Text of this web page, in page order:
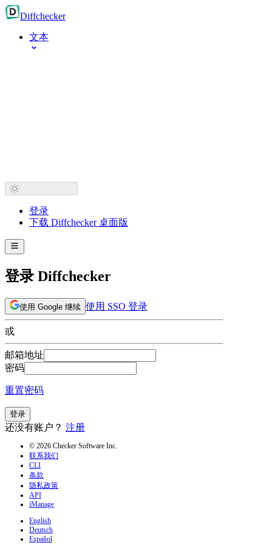
Diffchecker
文本
登录
下载 Diffchecker 桌面版
登录 Diffchecker
使用 Google 继续 使用 SSO 登录
或
邮箱地址
密码
重置密码
登录
还没有账户？ 注册
© 2026 Checker Software Inc.
联系我们
CLI
条款
隐私政策
API
iManage
English
Deutsch
Español